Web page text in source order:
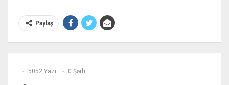
Paylaş
5052 Yazı 0 Şərh